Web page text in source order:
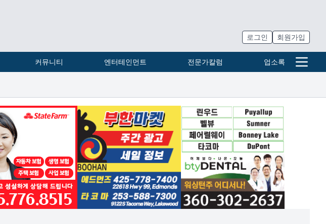
로그인 회원가입
커뮤니티 엔터테인먼트 전문가칼럼 업소록